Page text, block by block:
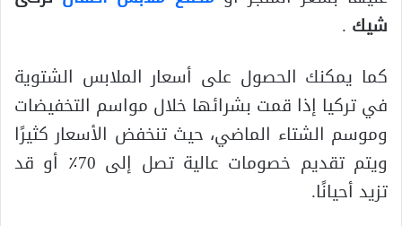
شيك .
كما يمكنك الحصول على أسعار الملابس الشتوية
في تركيا إذا قمت بشرائها خلال مواسم التخفيضات
وموسم الشتاء الماضي، حيث تنخفض الأسعار كثيرًا
ويتم تقديم خصومات عالية تصل إلى 70٪ أو قد
تزيد أحيانًا.